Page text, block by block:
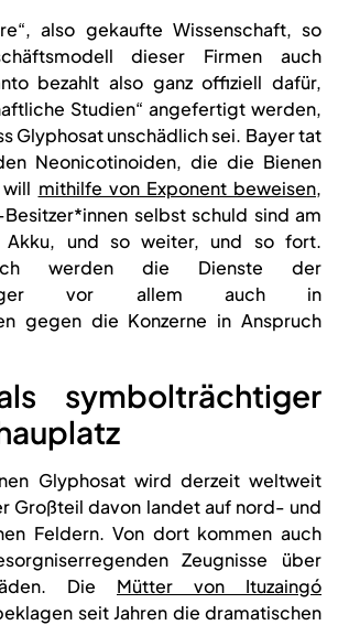
also gekaufte Wissenschaft, so
dieser Firmen auch
bezahlt also ganz offiziell dafür,
Studien“ angefertigt werden,
Glyphosat unschädlich sei. Bayer tat
Neonicotinoiden, die die Bienen
mithilfe von Exponent beweisen,
selbst schuld sind am
Akku, und so weiter, und so fort.
werden die Dienste der
vor allem auch in
gegen die Konzerne in Anspruch
symbolträchtiger
Glyphosat wird derzeit weltweit
Großteil davon landet auf nord- und
Feldern. Von dort kommen auch
Zeugnisse über
Die Mütter von Ituzaingó
seit Jahren die dramatischen